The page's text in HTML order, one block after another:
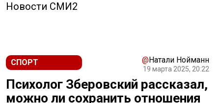
Новости СМИ2
СПОРТ @Натали Нойманн
19 марта 2025, 20:22
Психолог Зберовский рассказал,
можно ли сохранить отношения